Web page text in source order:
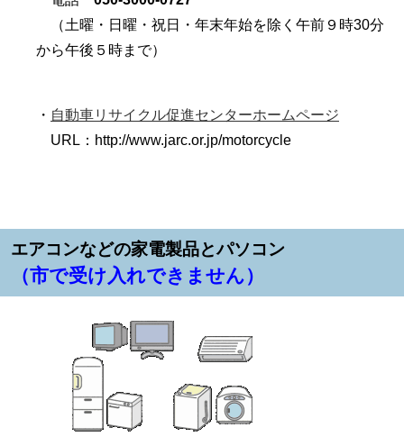
（土曜・日曜・祝日・年末年始を除く午前９時30分
から午後５時まで）
・ 自動車リサイクル促進センターホームページ
URL：http://www.jarc.or.jp/motorcycle
エアコンなどの家電製品とパソコン
（市で受け入れできません）